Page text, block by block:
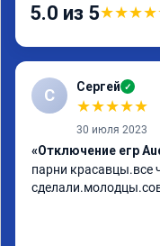
5.0 из 5★★★★
С Сергей ✓
★★★★★
30 июля 2023
«Отключение егр
парни красавцы.все